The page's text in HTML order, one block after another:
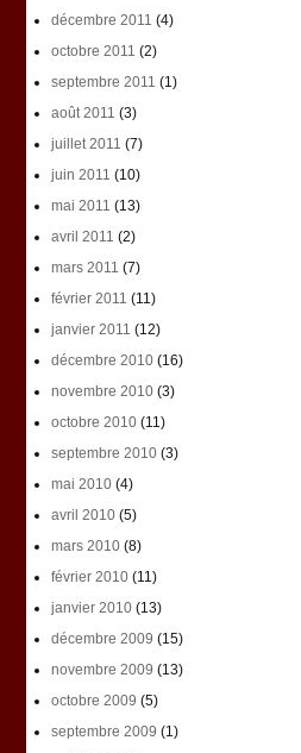
décembre 2011 (4)
octobre 2011 (2)
septembre 2011 (1)
août 2011 (3)
juillet 2011 (7)
juin 2011 (10)
mai 2011 (13)
avril 2011 (2)
mars 2011 (7)
février 2011 (11)
janvier 2011 (12)
décembre 2010(16)
novembre 2010(3)
octobre 2010(11)
septembre 2010(3)
mai 2010(4)
avril 2010(5)
mars 2010(8)
février 2010(11)
janvier 2010(13)
décembre 2009 (15)
novembre 2009 (13)
octobre 2009 (5)
septembre 2009 (1)